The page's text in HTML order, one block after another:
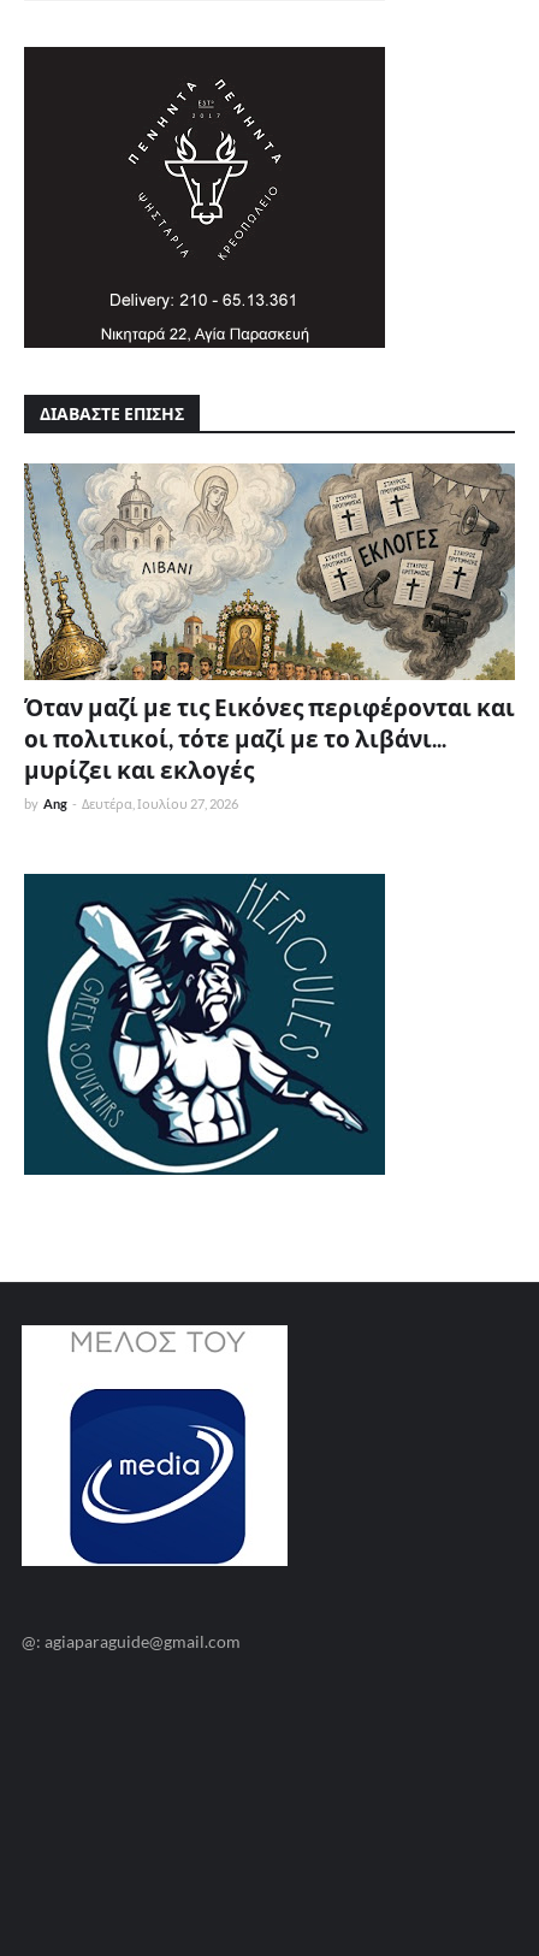
ΔΙΑΒΑΣΤΕ ΕΠΙΣΗΣ
Όταν μαζί με τις Εικόνες περιφέρονται και
οι πολιτικοί, τότε μαζί με το λιβάνι...
μυρίζει και εκλογές
by Ang - Δευτέρα, Ιουλίου 27, 2026
@: agiaparaguide@gmail.com